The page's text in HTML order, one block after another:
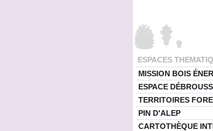
ESPACES
MISSION BOIS
ESPACE
TERRITOIRES
PIN D'ALEP
CARTOTHÈQUE